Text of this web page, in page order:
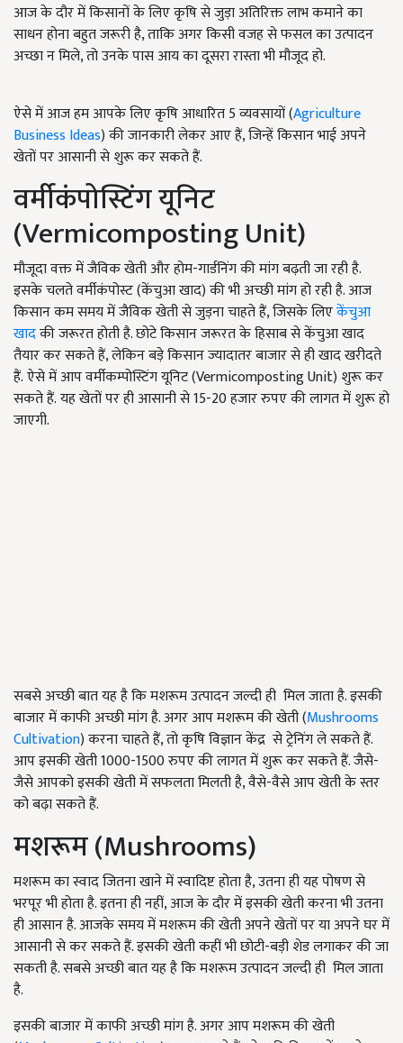
आज के दौर में किसानों के लिए कृषि से जुड़ा अतिरिक्त लाभ कमाने का
साधन होना बहुत जरूरी है, ताकि अगर किसी वजह से फसल का उत्पादन
अच्छा न मिले, तो उनके पास आय का दूसरा रास्ता भी मौजूद हो.
ऐसे में आज हम आपके लिए कृषि आधारित 5 व्यवसायों (Agriculture
Business Ideas) की जानकारी लेकर आए हैं, जिन्हें किसान भाई अपने
खेतों पर आसानी से शुरू कर सकते हैं.
वर्मीकंपोस्टिंग यूनिट
(Vermicomposting Unit)
मौजूदा वक्त में जैविक खेती और होम-गार्डनिंग की मांग बढ़ती जा रही है.
इसके चलते वर्मीकंपोस्ट (केंचुआ खाद) की भी अच्छी मांग हो रही है. आज
किसान कम समय में जैविक खेती से जुड़ना चाहते हैं, जिसके लिएकेंचुआ
खादकी जरूरत होती है. छोटे किसान जरूरत के हिसाब से केंचुआ खाद
तैयार कर सकते हैं, लेकिन बड़े किसान ज्यादातर बाजार से ही खाद खरीदते
हैं. ऐसे में आप वर्मीकम्पोस्टिंग यूनिट (Vermicomposting Unit) शुरू कर
सकते हैं. यह खेतों पर ही आसानी से 15-20 हजार रुपए की लागत में शुरू हो
जाएगी.
सबसे अच्छी बात यह है कि मशरूम उत्पादन जल्दी ही मिल जाता है. इसकी
बाजार में काफी अच्छी मांग है. अगर आप मशरूम की खेती (Mushrooms
Cultivation) करना चाहते हैं, तो कृषि विज्ञान केंद्र से ट्रेनिंग ले सकते हैं.
आप इसकी खेती 1000-1500 रुपए की लागत में शुरू कर सकते हैं. जैसे-
जैसे आपको इसकी खेती में सफलता मिलती है, वैसे-वैसे आप खेती के स्तर
को बढ़ा सकते हैं.
मशरूम (Mushrooms)
मशरूम का स्वाद जितना खाने में स्वादिष्ट होता है, उतना ही यह पोषण से
भरपूर भी होता है. इतना ही नहीं, आज के दौर में इसकी खेती करना भी उतना
ही आसान है. आजके समय में मशरूम की खेती अपने खेतों पर या अपने घर में
आसानी से कर सकते हैं. इसकी खेती कहीं भी छोटी-बड़ी शेड लगाकर की जा
सकती है. सबसे अच्छी बात यह है कि मशरूम उत्पादन जल्दी ही मिल जाता
है.
इसकी बाजार में काफी अच्छी मांग है. अगर आप मशरूम की खेती